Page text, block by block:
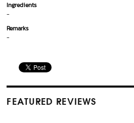
Ingredients
-
Remarks
-
FEATURED REVIEWS